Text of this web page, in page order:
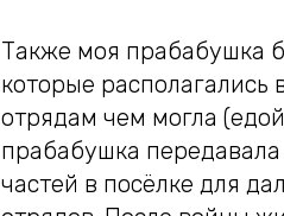
Также моя прабабушка
которые располагались
отрядам чем могла
прабабушка
частей в посёлке для